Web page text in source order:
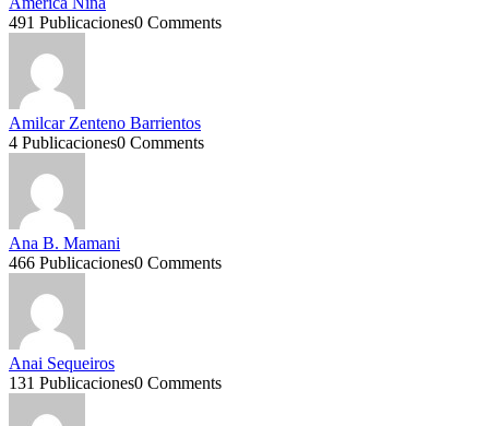
491 Publicaciones0 Comments
Amilcar Zenteno Barrientos
4 Publicaciones0 Comments
Ana B. Mamani
466 Publicaciones0 Comments
Anai Sequeiros
131 Publicaciones0 Comments